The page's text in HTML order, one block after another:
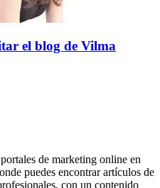
el blog de Vilma
de marketing online en
puedes encontrar artículos de
con un contenido